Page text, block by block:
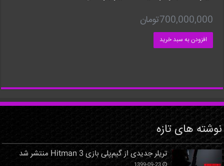
700,000,000تومان
افزودن به سبد خرید
نوشته های تازه
تریلر جدیدی از گیم‌پلی بازی Hitman 3 منتشر شد